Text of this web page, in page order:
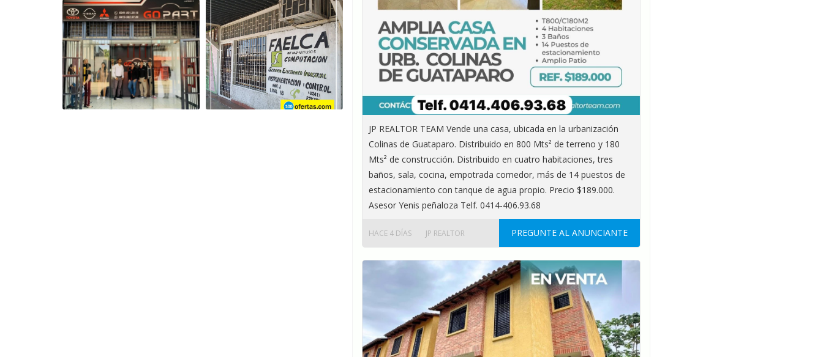
JP REALTOR TEAM Vende una casa, ubicada en la urbanización
Colinas de Guataparo. Distribuido en 800 Mts² de terreno y 180
Mts² de construcción. Distribuido en cuatro habitaciones, tres
baños, sala, cocina, empotrada comedor, más de 14 puestos de
estacionamiento con tanque de agua propio. Precio $189.000.
Asesor Yenis peñaloza Telf. 0414-406.93.68
PREGUNTE AL ANUNCIANTE
HACE 4 DÍAS JP REALTOR